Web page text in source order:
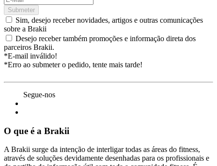
Submeter
Sim, desejo receber novidades, artigos e outras comunicações
sobre a Brakii
Desejo receber também promoções e informação direta dos
parceiros Brakii.
*E-mail inválido!
*Erro ao submeter o pedido, tente mais tarde!
Segue-nos
O que é a Brakii
A Brakii surge da intenção de interligar todas as áreas do fitness,
através de soluções devidamente desenhadas para os profissionais e